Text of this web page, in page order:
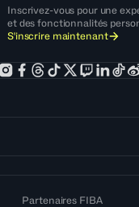
Inscrivez-vous pour une
et des fonctionnalités
S'inscrire maintenant
Partenaires FIBA